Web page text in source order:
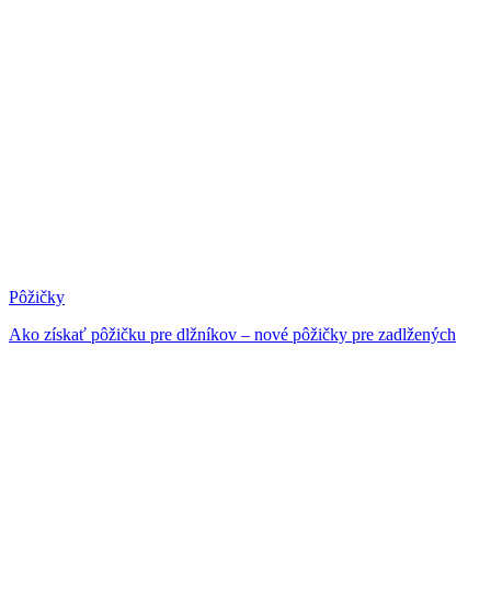
Pôžičky
Ako získať pôžičku pre dlžníkov – nové pôžičky pre zadlžených